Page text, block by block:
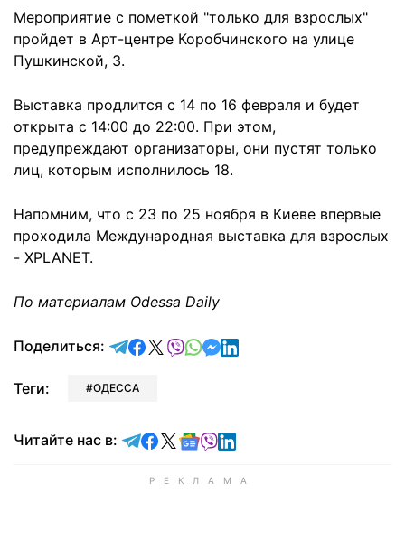
Мероприятие с пометкой "только для взрослых"
пройдет в Арт-центре Коробчинского на улице
Пушкинской, 3.
Выставка продлится с 14 по 16 февраля и будет
открыта с 14:00 до 22:00. При этом,
предупреждают организаторы, они пустят только
лиц, которым исполнилось 18.
Напомним, что с 23 по 25 ноября в Киеве впервые
проходила Международная выставка для взрослых
- XPLANET.
По материалам Odessa Daily
Поделиться: отправить в Telegram
поделиться в Facebook
поделиться в X
отправить в Viber
отправить в Whatsapp
отправить в Messenger
отправить в LinkedIn
Теги: ОДЕССА
Читайте нас в: Читайте в Telegram
Читайте в Facebook
Читайте в X
Читайте в Google news
Читайте в Viber
Читайте в LinkedIn